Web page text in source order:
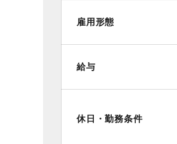
雇用形態
給与
休日・勤務条件